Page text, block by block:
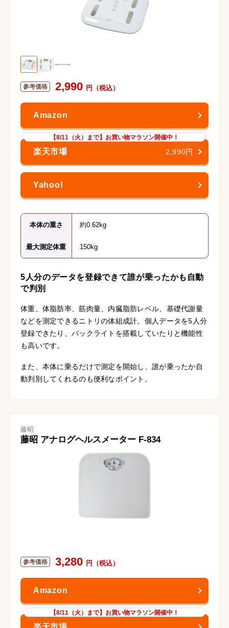
2,990
【8/11（火）まで】お買い物マラソン開催中！
2,990円
本体の重さ 約0.62kg
最大測定体重 150kg
5人分のデータを登録できて誰が乗ったかも自動
で判別
体重、体脂肪率、筋肉量、内臓脂肪レベル、基礎代謝量
などを測定できるニトリの体組成計。個人データを5人分
登録できたり、バックライトを搭載していたりと機能性
も高いです。
また、本体に乗るだけで測定を開始し、誰が乗ったか自
動判別してくれるのも便利なポイント。
藤昭
藤昭 アナログヘルスメーター F-834
3,280
【8/11（火）まで】お買い物マラソン開催中！